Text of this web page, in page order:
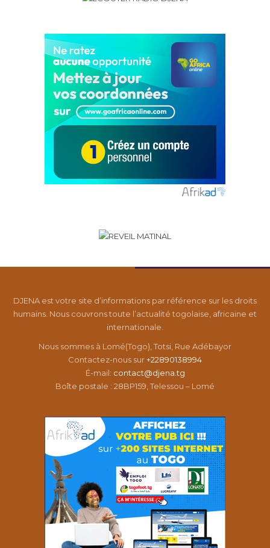
DJENA est votre site d’informations par référence sur les droits
humains. Nous couvrons toute l’actualité togolaise, africaine et
internationale.
Nous sommes à Lomé(Togo), Totsi, Rue Adébayor
Contactez-nous sur+22890138994
É-mail: contact@djena.tg
Boîte postale : 28BP159, Telessou – Lomé